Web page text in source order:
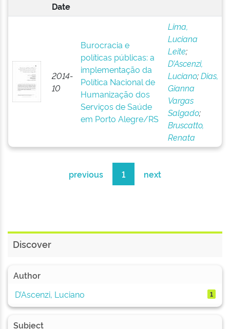
Date
2014-
10
Burocracia e
políticas públicas: a
implementação da
Política Nacional de
Humanização dos
Serviços de Saúde
em Porto Alegre/RS
Lima,
Luciana
Leite;
D’Ascenzi,
Luciano;Dias,
Gianna
Vargas
Salgado;
Bruscatto,
Renata
previous 1 next
Discover
Author
D’Ascenzi, Luciano
1
Subject